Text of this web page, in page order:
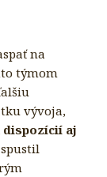
na
týmom
vývoja,
dispozícií aj